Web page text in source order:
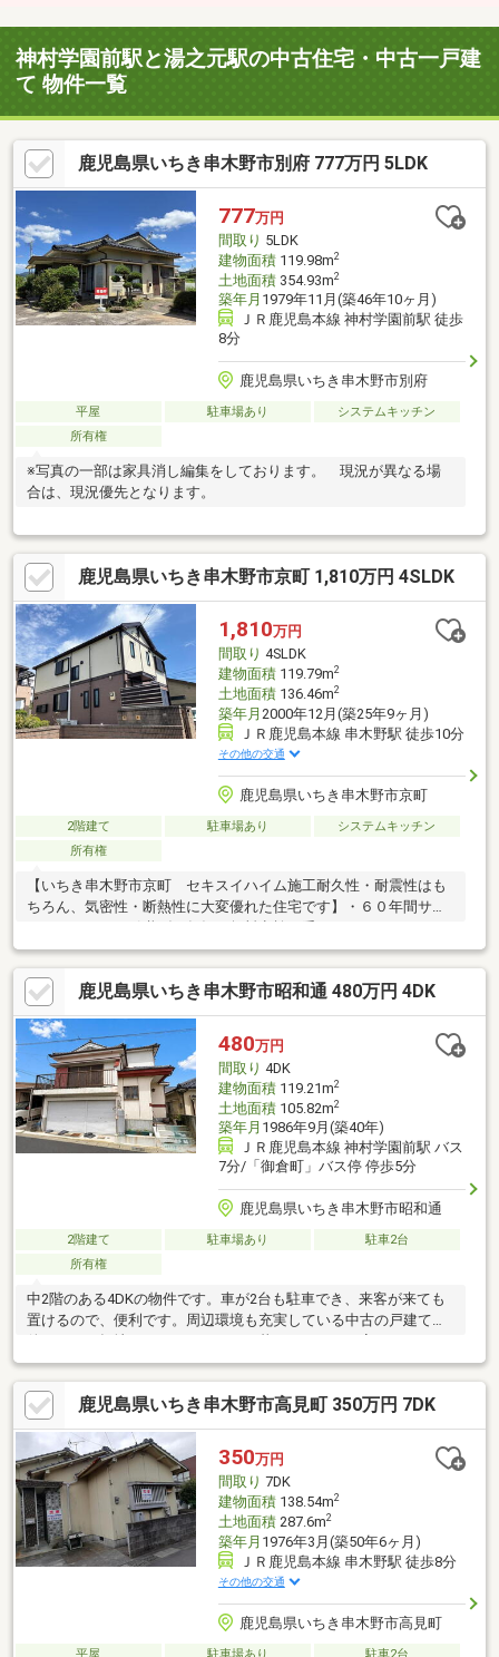
神村学園前駅と湯之元駅の中古住宅・中古一戸建
て 物件一覧
鹿児島県いちき串木野市別府 777万円 5LDK
777万円
間取り 5LDK
建物面積119.98m2
土地面積354.93m2
築年月 1979年11月(築46年10ヶ月)
ＪＲ鹿児島本線 神村学園前駅 徒歩
8分
鹿児島県いちき串木野市別府
平屋 駐車場あり
システムキッチン
所有権
※写真の一部は家具消し編集をしております。 現況が異なる場
合は、現況優先となります。
鹿児島県いちき串木野市京町 1,810万円 4SLDK
1,810万円
間取り 4SLDK
建物面積119.79m2
土地面積136.46m2
築年月 2000年12月(築25年9ヶ月)
ＪＲ鹿児島本線 串木野駅 徒歩10分
その他の交通
鹿児島県いちき串木野市京町
2階建て 駐車場あり
システムキッチン
所有権
【いちき串木野市京町 セキスイハイム施工耐久性・耐震性はも
ちろん、気密性・断熱性に大変優れた住宅です】・６０年間サポ
ートシステムを引継げ５年毎の無料点検が受けれて、メンテナン
ス・リフォームのご相談可・広いサンルーム付き、ウォークイン
クローゼット、掘りごたつもあります
鹿児島県いちき串木野市昭和通 480万円 4DK
480万円
間取り 4DK
建物面積119.21m2
土地面積105.82m2
築年月 1986年9月(築40年)
ＪＲ鹿児島本線 神村学園前駅 バス
7分/「御倉町」バス停 停歩5分
鹿児島県いちき串木野市昭和通
2階建て 駐車場あり
駐車2台
所有権
中2階のある4DKの物件です。車が2台も駐車でき、来客が来ても
置けるので、便利です。周辺環境も充実している中古の戸建て物
日照時間の長い南庭のある物件で、快適に生活を送れます。こち
らの土地は前面道路6m以上です。
鹿児島県いちき串木野市高見町 350万円 7DK
350万円
間取り 7DK
建物面積138.54m2
土地面積287.6m2
築年月 1976年3月(築50年6ヶ月)
ＪＲ鹿児島本線 串木野駅 徒歩8分
その他の交通
鹿児島県いちき串木野市高見町
平屋 駐車場あり
駐車2台